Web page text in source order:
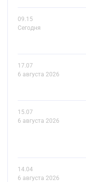
09.15
Сегодня
17.07
6 августа 2026
15.07
6 августа 2026
14.04
6 августа 2026